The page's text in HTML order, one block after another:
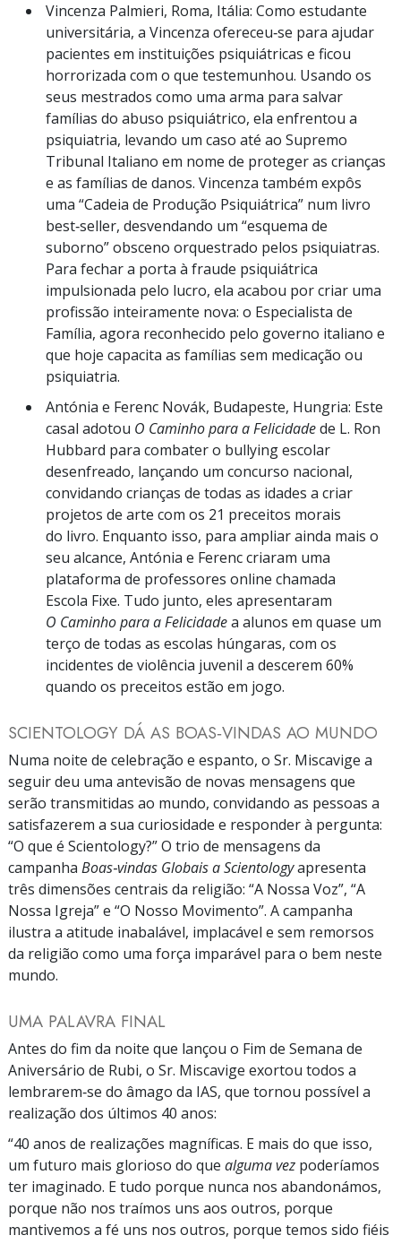
Vincenza Palmieri, Roma, Itália: Como estudante
universitária, a Vincenza ofereceu‑se para ajudar
pacientes em instituições psiquiátricas e ficou
horrorizada com o que testemunhou. Usando os
seus mestrados como uma arma para salvar
famílias do abuso psiquiátrico, ela enfrentou a
psiquiatria, levando um caso até ao Supremo
Tribunal Italiano em nome de proteger as crianças
e as famílias de danos. Vincenza também expôs
uma “Cadeia de Produção Psiquiátrica” num livro
best‑seller, desvendando um “esquema de
suborno” obsceno orquestrado pelos psiquiatras.
Para fechar a porta à fraude psiquiátrica
impulsionada pelo lucro, ela acabou por criar uma
profissão inteiramente nova: o Especialista de
Família, agora reconhecido pelo governo italiano e
que hoje capacita as famílias sem medicação ou
psiquiatria.
Antónia e Ferenc Novák, Budapeste, Hungria: Este
casal adotou O Caminho para a Felicidadede L. Ron
Hubbard para combater o bullying escolar
desenfreado, lançando um concurso nacional,
convidando crianças de todas as idades a criar
projetos de arte com os 21 preceitos morais
do livro. Enquanto isso, para ampliar ainda mais o
seu alcance, Antónia e Ferenc criaram uma
plataforma de professores online chamada
Escola Fixe. Tudo junto, eles apresentaram
O Caminho para a Felicidadea alunos em quase um
terço de todas as escolas húngaras, com os
incidentes de violência juvenil a descerem 60%
quando os preceitos estão em jogo.
SCIENTOLOGY DÁ AS BOAS‑VINDAS AO MUNDO
Numa noite de celebração e espanto, o Sr. Miscavige a
seguir deu uma antevisão de novas mensagens que
serão transmitidas ao mundo, convidando as pessoas a
satisfazerem a sua curiosidade e responder à pergunta:
“O que é Scientology?” O trio de mensagens da
campanha Boas‑vindas Globais a Scientologyapresenta
três dimensões centrais da religião: “A Nossa Voz”, “A
Nossa Igreja” e “O Nosso Movimento”. A campanha
ilustra a atitude inabalável, implacável e sem remorsos
da religião como uma força imparável para o bem neste
mundo.
UMA PALAVRA FINAL
Antes do fim da noite que lançou o Fim de Semana de
Aniversário de Rubi, o Sr. Miscavige exortou todos a
lembrarem‑se do âmago da IAS, que tornou possível a
realização dos últimos 40 anos:
“40 anos de realizações magníficas. E mais do que isso,
um futuro mais glorioso do que alguma vez poderíamos
ter imaginado. E tudo porque nunca nos abandonámos,
porque não nos traímos uns aos outros, porque
mantivemos a fé uns nos outros, porque temos sido fiéis